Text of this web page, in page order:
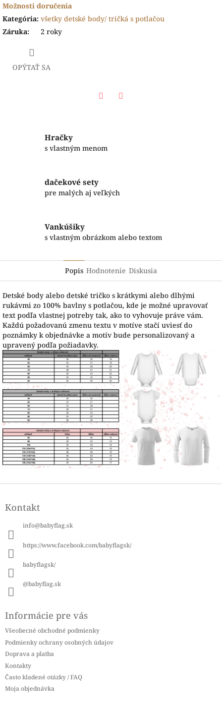
Možnosti doručenia
Kategória: všetky detské body/ tričká s potlačou
Záruka: 2 roky
OPÝTAŤ SA
Hračky
s vlastným menom
dačekové sety
pre malých aj veľkých
Vankúšiky
s vlastným obrázkom alebo textom
Popis Hodnotenie Diskusia
Detské body alebo detské tričko s krátkymi alebo dlhými
rukávmi zo 100% bavlny s potlačou, kde je možné upravovať
text podľa vlastnej potreby tak, ako to vyhovuje práve vám.
Každú požadovanú zmenu textu v motíve stačí uviesť do
poznámky k objednávke a motív bude personalizovaný a
upravený podľa požiadavky.
pKontakt
info@babyflag.sk
https://www.facebook.com/babyflagsk/
babyflagsk/
@babyflag.sk
Informácie pre vás
Všeobecné obchodné podmienky
Podmienky ochrany osobných údajov
Doprava a platba
Kontakty
Často kladené otázky / FAQ
Moja objednávka